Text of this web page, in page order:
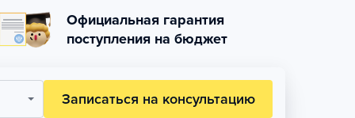
Официальная гарантия
поступления на бюджет
Записаться на консультацию